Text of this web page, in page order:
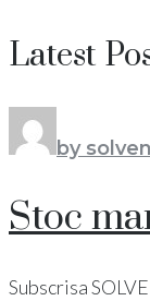
Latest
by
Stoc
Subscrisa